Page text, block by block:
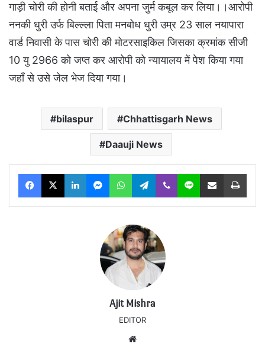
गाड़ी चोरी की होनी बताई और अपना जुर्म कबूल कर लिया।।आरोपी
ननकी धुरी उर्फ बिल्ल्ला पिता मनबोध धुरी उम्र 23 साल नयापारा
वार्ड निवासी के पास चोरी की मोटरसाइकिल जिसका क्रमांक सीजी
10 यु 2966 को जप्त कर आरोपी को न्यायालय में पेश किया गया
जहाँ से उसे जेल भेज दिया गया।
bilaspur Chhattisgarh News
Daauji News
Facebook
X LinkedInMessengerWhatsAppTelegram
Viber Line Share via Email Print
Ajit Mishra
EDITOR